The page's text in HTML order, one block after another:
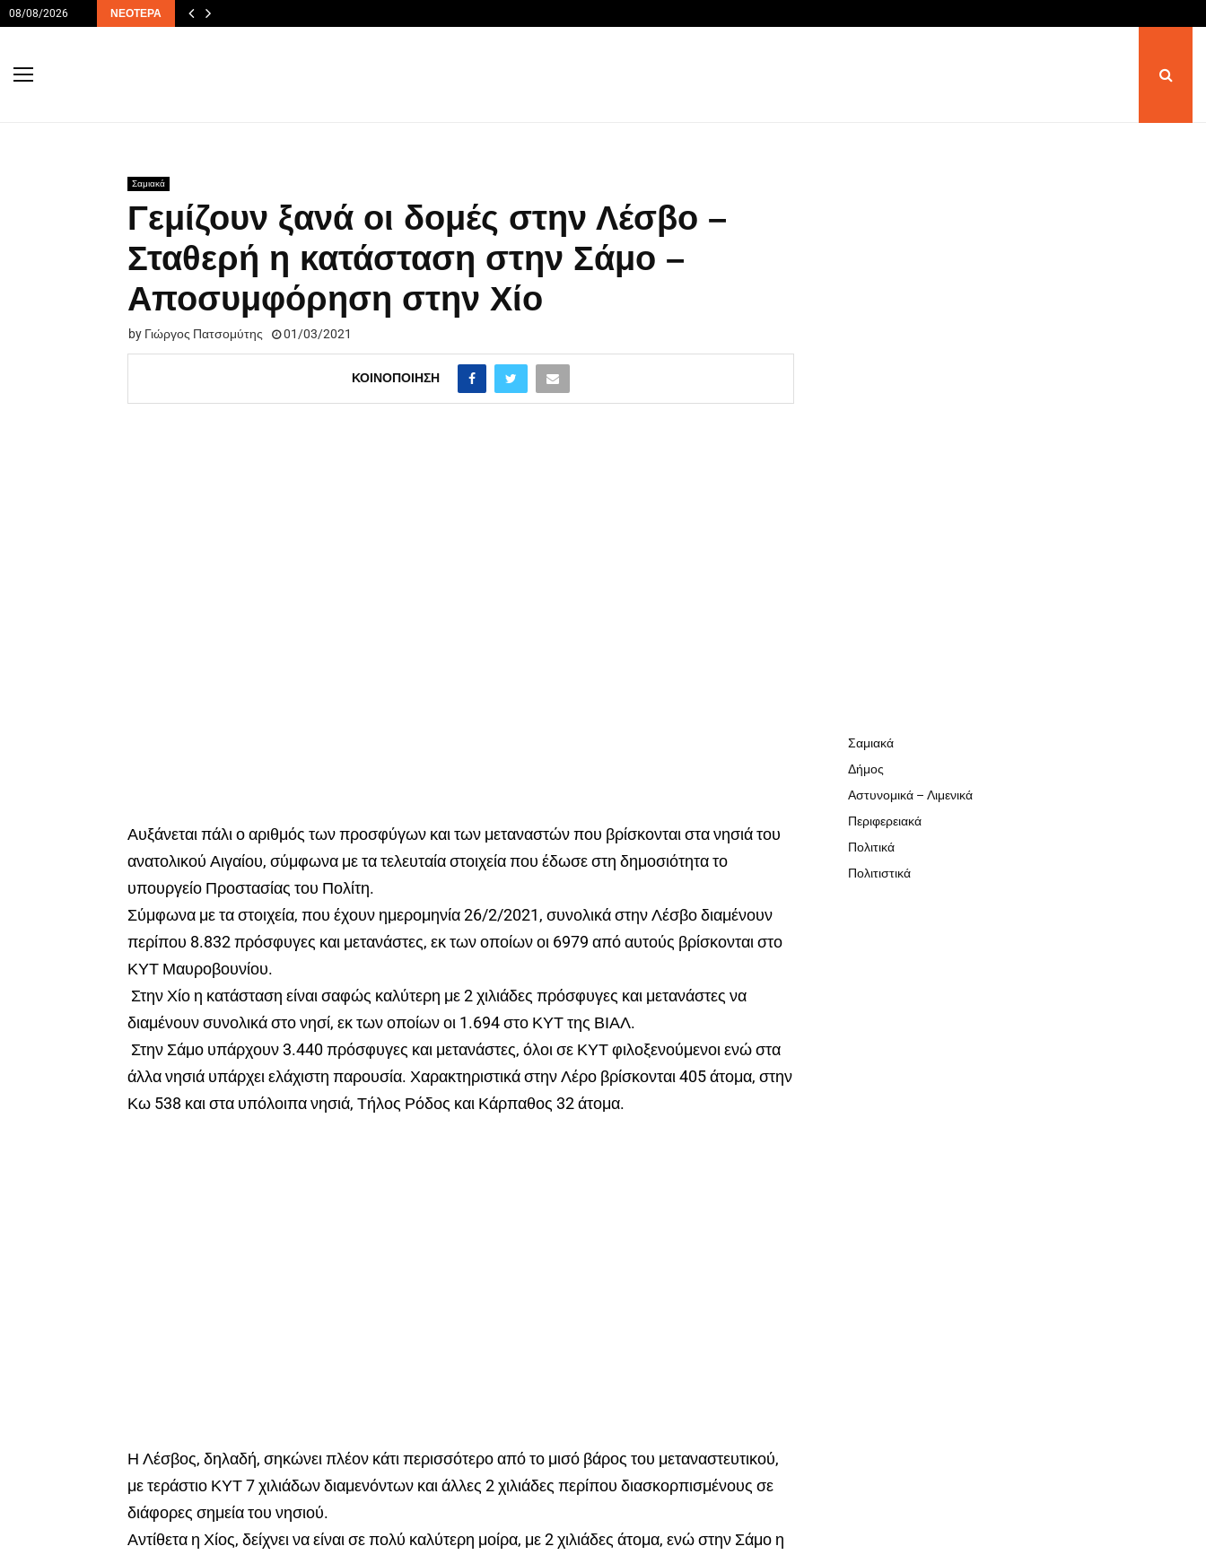
08/08/2026 ΝΕΌΤΕΡΑ
Σαμιακά
Γεμίζουν ξανά οι δομές στην Λέσβο –
Σταθερή η κατάσταση στην Σάμο –
Αποσυμφόρηση στην Χίο
by Γιώργος Πατσομύτης 01/03/2021
ΚΟΙΝΟΠΟΊΗΣΗ
Αυξάνεται πάλι ο αριθμός των προσφύγων και των μεταναστών που βρίσκονται στα νησιά του
ανατολικού Αιγαίου, σύμφωνα με τα τελευταία στοιχεία που έδωσε στη δημοσιότητα το
υπουργείο Προστασίας του Πολίτη.
Σύμφωνα με τα στοιχεία, που έχουν ημερομηνία 26/2/2021, συνολικά στην Λέσβο διαμένουν
περίπου 8.832 πρόσφυγες και μετανάστες, εκ των οποίων οι 6979 από αυτούς βρίσκονται στο
ΚΥΤ Μαυροβουνίου.
Στην Χίο η κατάσταση είναι σαφώς καλύτερη με 2 χιλιάδες πρόσφυγες και μετανάστες να
διαμένουν συνολικά στο νησί, εκ των οποίων οι 1.694 στο ΚΥΤ της ΒΙΑΛ.
Στην Σάμο υπάρχουν 3.440 πρόσφυγες και μετανάστες, όλοι σε ΚΥΤ φιλοξενούμενοι ενώ στα
άλλα νησιά υπάρχει ελάχιστη παρουσία. Χαρακτηριστικά στην Λέρο βρίσκονται 405 άτομα, στην
Κω 538 και στα υπόλοιπα νησιά, Τήλος Ρόδος και Κάρπαθος 32 άτομα.
Η Λέσβος, δηλαδή, σηκώνει πλέον κάτι περισσότερο από το μισό βάρος του μεταναστευτικού,
με τεράστιο ΚΥΤ 7 χιλιάδων διαμενόντων και άλλες 2 χιλιάδες περίπου διασκορπισμένους σε
διάφορες σημεία του νησιού.
Αντίθετα η Χίος, δείχνει να είναι σε πολύ καλύτερη μοίρα, με 2 χιλιάδες άτομα, ενώ στην Σάμο η
Σαμιακά
Δήμος
Αστυνομικά – Λιμενικά
Περιφερειακά
Πολιτικά
Πολιτιστικά